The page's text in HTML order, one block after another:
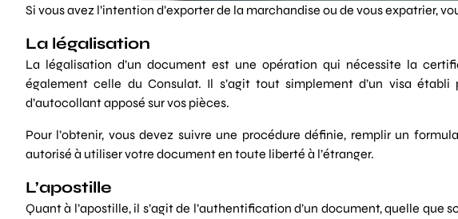
Si vous avez l’intention d’exporter de la marchandise ou de vous expatrier,
La légalisation
La légalisation d’un document est une opération qui nécessite la
également celle du Consulat. Il s’agit tout simplement d’un visa
d’autocollant apposé sur vos pièces.
Pour l’obtenir, vous devez suivre une procédure définie, remplir un
autorisé à utiliser votre document en toute liberté à l’étranger.
L’apostille
Quant à l’apostille, il s’agit de l’authentification d’un document, quelle que